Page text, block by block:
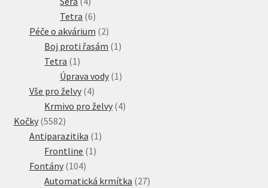
produkty
Tetra 66
produktů
Péče o akvárium 22
produkty
Boj proti řasám 1 1
Tetra 1 1
produkt
Úprava vody 1 1
Vše pro želvy 44
produkty
Krmivo pro želvy 44
Kočky 55825582
produktů
Antiparazitika 1 1
Frontline 1 1
Fontány 104104
produktů
Automatická krmítka 2727